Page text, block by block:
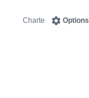
Options
Charte